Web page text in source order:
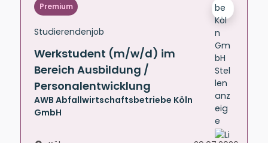
Premium
Studierendenjob
Werkstudent (m/w/d) im
Bereich Ausbildung /
Personalentwicklung
AWB Abfallwirtschaftsbetriebe Köln
GmbH